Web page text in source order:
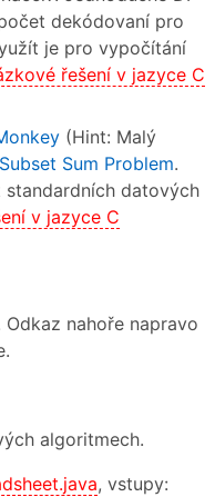
dekódovaní pro
je pro vypočítání
řešení v jazyce C
(Hint: Malý
Subset Sum Problem.
datových
v jazyce C
Odkaz nahoře napravo
algoritmech.
, vstupy: